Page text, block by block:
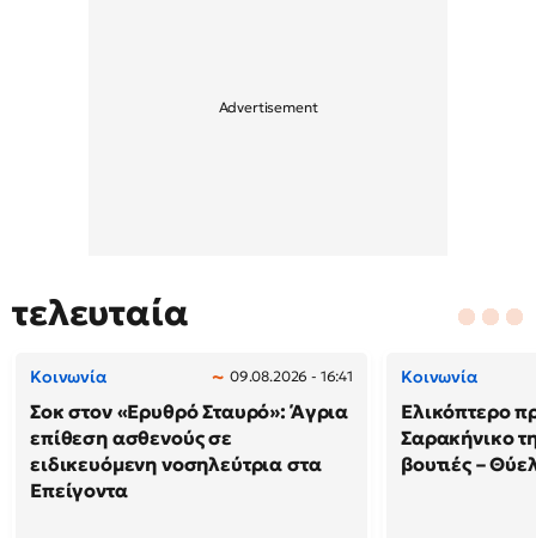
τελευταία
Κοινωνία 09.08.2026 - 16:41
Σοκ στον «Ερυθρό Σταυρό»: Άγρια
επίθεση ασθενούς σε
ειδικευόμενη νοσηλεύτρια στα
Επείγοντα
Κοινωνία
Ελικόπτερο
Σαρακήνικο
βουτιές –